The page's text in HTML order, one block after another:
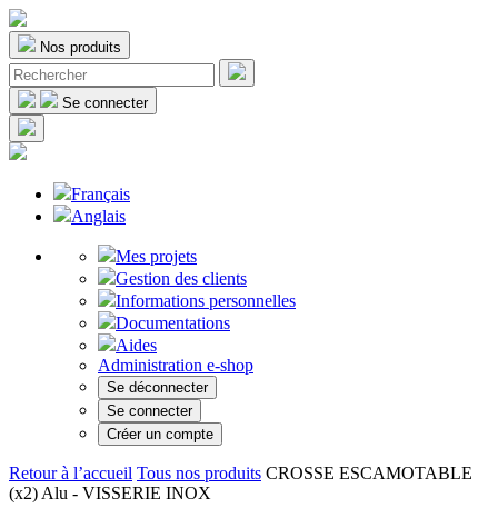
Nos produits
Se connecter
Français
Anglais
Mes projets
Gestion des clients
Informations personnelles
Documentations
Aides
Administration e-shop
Se déconnecter
Se connecter
Créer un compte
Retour à l’accueil Tous nos produits CROSSE ESCAMOTABLE
(x2) Alu - VISSERIE INOX